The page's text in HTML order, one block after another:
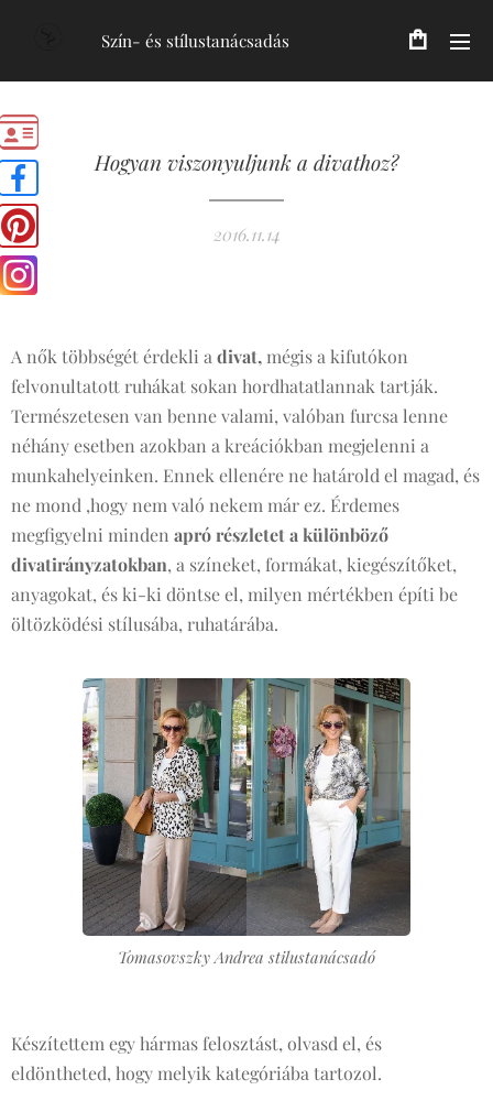
Szín- és stílustanácsadás
Hogyan viszonyuljunk a divathoz?
2016.11.14
A nők többségét érdekli a divat, mégis a kifutókon
felvonultatott ruhákat sokan hordhatatlannak tartják.
Természetesen van benne valami, valóban furcsa lenne
néhány esetben azokban a kreációkban megjelenni a
munkahelyeinken. Ennek ellenére ne határold el magad, és
ne mond ,hogy nem való nekem már ez. Érdemes
megfigyelni minden apró részletet a különböző
divatirányzatokban, a színeket, formákat, kiegészítőket,
anyagokat, és ki-ki döntse el, milyen mértékben építi be
öltözködési stílusába, ruhatárába.
Tomasovszky Andrea stilustanácsadó
Készítettem egy hármas felosztást, olvasd el, és
eldöntheted, hogy melyik kategóriába tartozol.